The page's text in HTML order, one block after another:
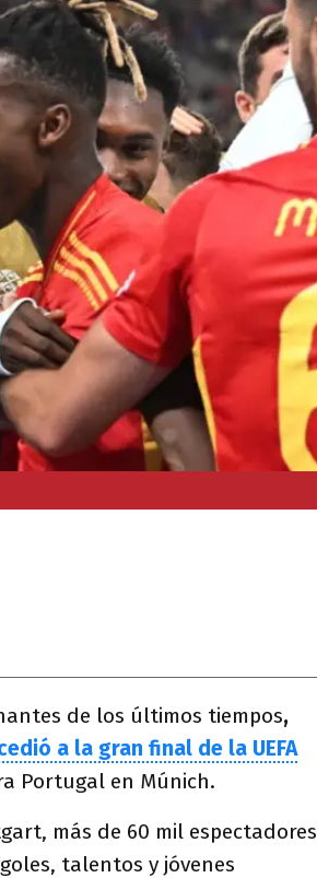
de los últimos tiempos,
a la gran final de la UEFA
Portugal en Múnich.
más de 60 mil espectadores
talentos y jóvenes